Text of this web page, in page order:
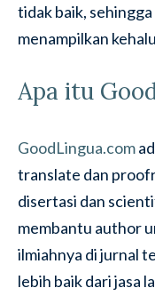
tidak baik,
menampilkan
Apa itu
GoodLingua.com
translate dan
disertasi dan
membantu author
ilmiahnya di jurnal
lebih baik dari jasa